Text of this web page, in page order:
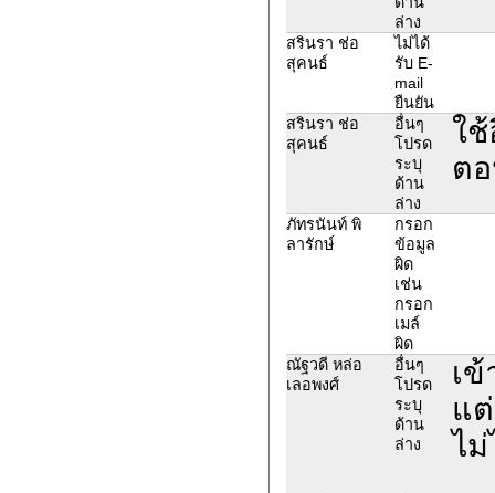
ล่าง
สรินรา ช่อ
สุคนธ์
ไม่ได้
รับ E-
mail
ยืนยัน
สรินรา ช่อ
สุคนธ์
อื่นๆ
โปรด
ระบุ
ด้าน
ล่าง
ใ
ต
ภัทรนันท์ พิ
ลารักษ์
กรอก
ข้อมูล
ผิด
เช่น
กรอก
เมล์
ผิด
ณัฐวดี หล่อ
เลอพงศ์
อื่นๆ
โปรด
ระบุ
ด้าน
ล่าง
เ
แ
ไ